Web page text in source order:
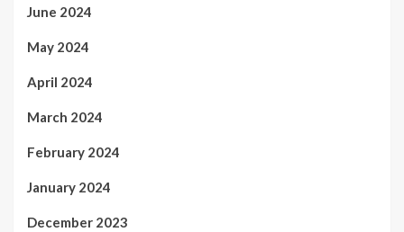
June 2024
May 2024
April 2024
March 2024
February 2024
January 2024
December 2023